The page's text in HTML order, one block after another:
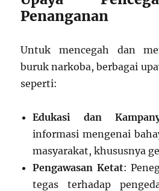
Penanganan
Untuk mencegah dan
buruk narkoba, berbagai
seperti:
Edukasi dan
informasi mengenai
masyarakat, khususnya
Pengawasan Ketat:
tegas terhadap